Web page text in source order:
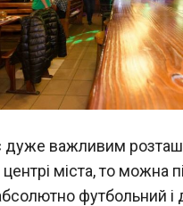
дуже важливим
міста, то можна
футбольний і